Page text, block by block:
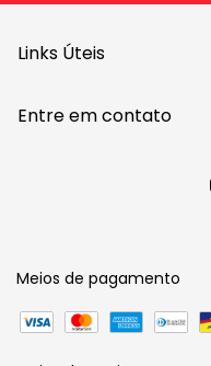
Links Úteis
Entre em contato
Meios de pagamento